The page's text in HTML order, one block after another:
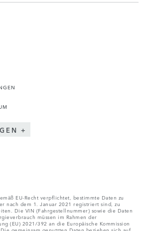
EU-Recht verpflichtet, bestimmte Daten zu
nach dem 1. Januar 2021 registriert sind, zu
Die VIN (Fahrgestellnummer) sowie die Daten
müssen im Rahmen der
(EU) 2021/392 an die Europäische Kommission
gemeinsam genutzten Daten beziehen sich auf